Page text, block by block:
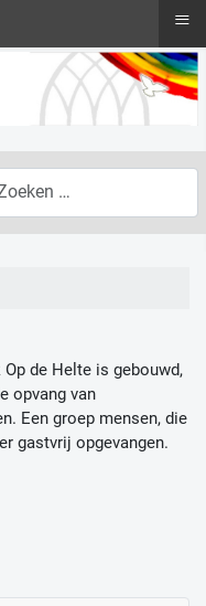
de Helte is gebouwd,
opvang van
Een groep mensen, die
gastvrij opgevangen.
≡